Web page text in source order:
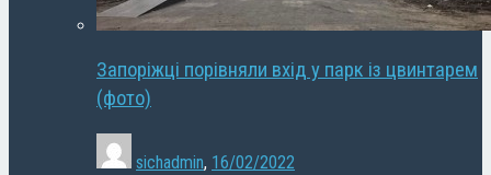
Запоріжці порівняли вхід у парк із цвинтарем
(фото)
sichadmin, 16/02/2022